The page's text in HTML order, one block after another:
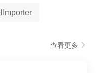
查看更多